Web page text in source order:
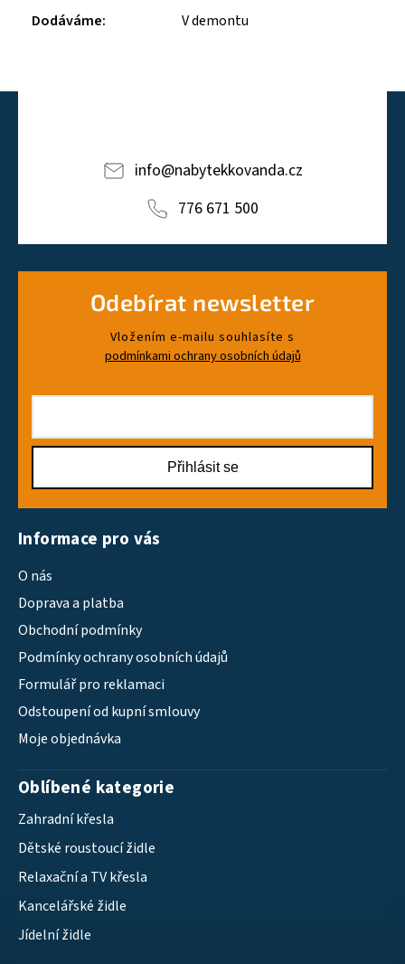
Dodáváme: V demontu
info@nabytekkovanda.cz
776 671 500
Odebírat newsletter
Vložením e-mailu souhlasíte s
podmínkami ochrany osobních údajů
Přihlásit se
Informace pro vás
O nás
Doprava a platba
Obchodní podmínky
Podmínky ochrany osobních údajů
Formulář pro reklamaci
Odstoupení od kupní smlouvy
Moje objednávka
Oblíbené kategorie
Zahradní křesla
Dětské roustoucí židle
Relaxační a TV křesla
Kancelářské židle
Jídelní židle